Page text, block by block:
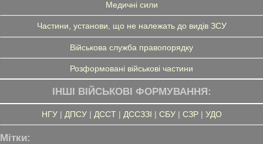
Медичні сили
Частини, установи, що не належать до видів ЗСУ
Військова служба правопорядку
Розформовані військові частини
ІНШІ ВІЙСЬКОВІ ФОРМУВАННЯ:
НГУ| ДПСУ| ДССТ| ДССЗЗІ | СБУ| СЗР| УДО
Мітки: